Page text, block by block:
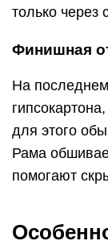
только через
Финишная
На
для этого
Рама
помогают